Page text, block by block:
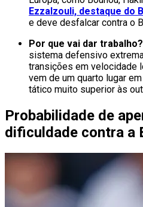
Ezzalzouli, destaque do
e deve desfalcar contra o
Por que vai dar trabalho?
sistema defensivo
transições em velocidade
vem de um quarto lugar
tático muito superior às
Probabilidade de
dificuldade contra a